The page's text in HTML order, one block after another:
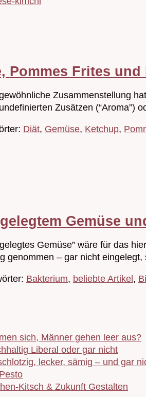
Pommes Frites und
Zusammenstellung
Zusätzen
Diät, Gemüse, Ketchup,
Gemüse
Gemüse” wäre für das
genommen – gar nicht
Bakterium, beliebte Artikel ,
sich, Männer gehen leer aus?
Liberal oder gar nicht
lecker, sämig – und gar
Kitsch & Zukunft Gestalten